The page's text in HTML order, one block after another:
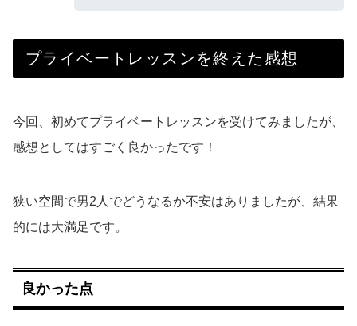
プライベートレッスンを終えた感想
今回、初めてプライベートレッスンを受けてみましたが、
感想としてはすごく良かったです！
狭い空間で男2人でどうなるか不安はありましたが、結果
的には大満足です。
良かった点